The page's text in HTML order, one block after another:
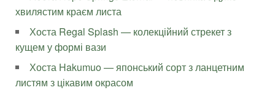
хвилястим краєм листа
Хоста Regal Splash — колекційний стрекет з
кущем у формі вази
Хоста Hakumuo — японський сорт з ланцетним
листям з цікавим окрасом